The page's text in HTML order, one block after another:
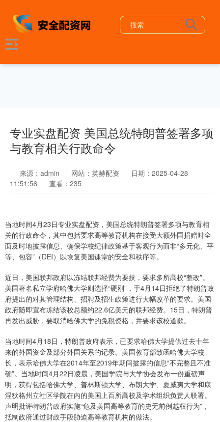
专业实盘配资 美国总统特朗普签署多项
与教育相关行政命令
来源：admin 网站：英赫配资
日期：2025-04-28
11:51:56
查看：235
当地时间4月23日专业实盘配资，美国总统特朗普签署多项与教育相
关的行政命令，其中包括要求高等教育机构在接受大额外国捐赠时全
面及时地披露信息、确保学校纪律政策基于客观行为而非“多元化、平
等、包容”（DEI）以恢复美国课堂的安全和秩序等。
近日，美国联邦政府以冻结联邦经费为要挟，要求多所高校“整改”。
美国著名私立学府哈佛大学则选择“硬刚”，于4月14日拒绝了特朗普政
府提出的对其管理结构、招聘及招生政策进行大幅改革的要求。美国
政府随即宣布冻结该校总额约22.6亿美元的联邦经费。15日，特朗普
再发出威胁，要取消哈佛大学的免税资格，并要求该校道歉。
当地时间4月18日，特朗普政府表示，已要求哈佛大学提供过去十年
来的外国资金及部分外国关系的记录。美国教育部致函哈佛大学校
长，表示哈佛大学在2014年至2019年期间披露的信息“不完整且不准
确”。当地时间4月22日凌晨，美国学院与大学协会发布一份重磅声
明，获得包括哈佛大学、普林斯顿大学、布朗大学、夏威夷大学和康
涅狄格州立社区学院在内的美国上百所高校及学术组织负责人联署。
声明批评特朗普政府实施“危及美国高等教育的史无前例越权行为”，
抵制政府通过财政手段胁迫高等教育机构的做法。